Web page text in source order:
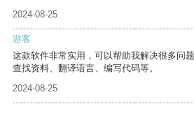
2024-08-25
游客
这款软件非常实用，可以帮助我解决很多问
查找资料、翻译语言、编写代码等。
2024-08-25